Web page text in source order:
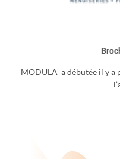
MODULA a débutée il y a